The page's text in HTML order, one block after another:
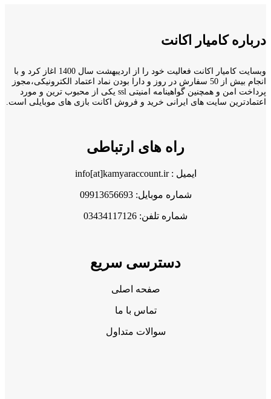
درباره کامیار اکانت
وبسایت کامیار اکانت فعالیت خود را از اردیبهشت سال 1400 اغاز کرد و با
انجام بیش از 50 سفارش در روز و دارا بودن نماد اعتماد الکترونیکی،مجوز
پرداخت امن و همچنین گواهینامه امنیتی ssl یکی از محبوب ترین و مورد
اعتمادترین سایت های ایرانی خرید و فروش اکانت بازی های موبایلی است.
راه های ارتباطی
ایمیل : info[at]kamyaraccount.ir
شماره موبایل: 09913656693
شماره تلفن: 03434117126
دسترسی سریع
صفحه اصلی
تماس با ما
سوالات متداول